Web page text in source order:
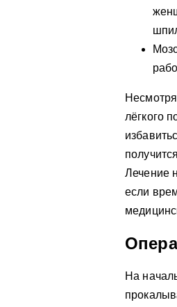
лёгкого
Лечение
если
На